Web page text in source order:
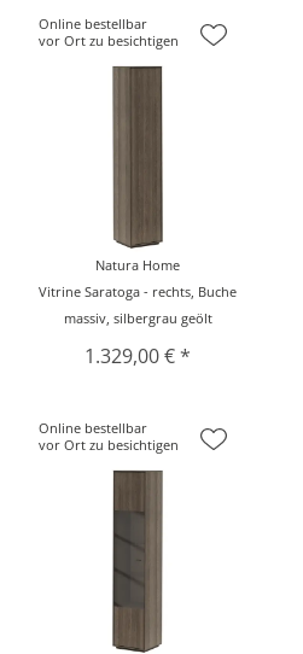
Online bestellbar
vor Ort zu besichtigen
Natura Home
Vitrine Saratoga - rechts, Buche
massiv, silbergrau geölt
1.329,00 € *
Online bestellbar
vor Ort zu besichtigen